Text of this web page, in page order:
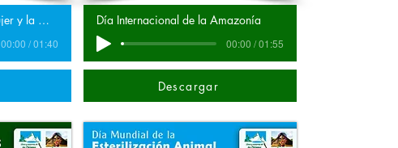
Día Internacional de la Mujer y la Niña en la Ciencia
00:00 / 01:40
Día Internacional de la Amazonía
00:00 / 01:55
Descargar